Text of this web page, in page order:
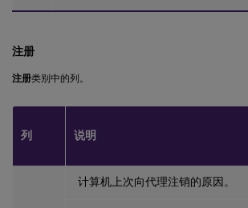
注册
注册类别中的列。
列 说明
计算机上次向代理注销的原因。